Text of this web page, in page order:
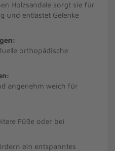
Holzsandale sorgt sie für
und entlastet Gelenke
orthopädische
angenehm weich für
Füße oder bei
ein entspanntes